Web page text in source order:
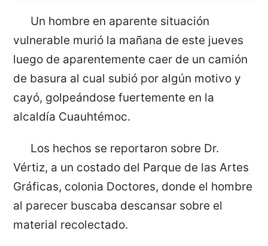
Un hombre en aparente situación
vulnerable murió la mañana de este jueves
luego de aparentemente caer de un camión
de basura al cual subió por algún motivo y
cayó, golpeándose fuertemente en la
alcaldía Cuauhtémoc.
Los hechos se reportaron sobre Dr.
Vértiz, a un costado del Parque de las Artes
Gráficas, colonia Doctores, donde el hombre
al parecer buscaba descansar sobre el
material recolectado.